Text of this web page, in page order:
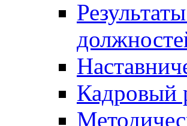
Кадровый